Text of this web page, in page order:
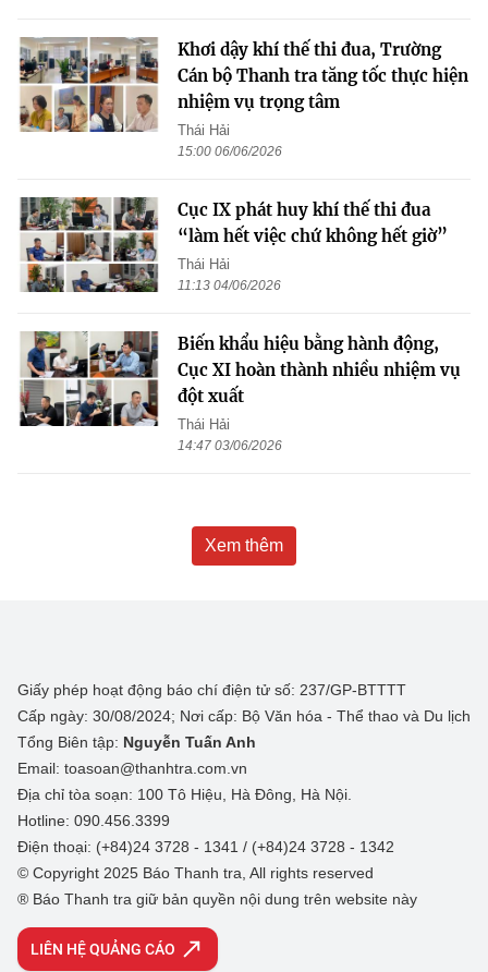
Khơi dậy khí thế thi đua, Trường
Cán bộ Thanh tra tăng tốc thực hiện
nhiệm vụ trọng tâm
Thái Hải
15:00 06/06/2026
Cục IX phát huy khí thế thi đua
“làm hết việc chứ không hết giờ”
Thái Hải
11:13 04/06/2026
Biến khẩu hiệu bằng hành động,
Cục XI hoàn thành nhiều nhiệm vụ
đột xuất
Thái Hải
14:47 03/06/2026
Xem thêm
Giấy phép hoạt động báo chí điện tử số: 237/GP-BTTTT
Cấp ngày: 30/08/2024; Nơi cấp: Bộ Văn hóa - Thể thao và Du lịch
Tổng Biên tập: Nguyễn Tuấn Anh
Email: toasoan@thanhtra.com.vn
Địa chỉ tòa soạn: 100 Tô Hiệu, Hà Đông, Hà Nội.
Hotline: 090.456.3399
Điện thoại: (+84)24 3728 - 1341 / (+84)24 3728 - 1342
© Copyright 2025 Báo Thanh tra, All rights reserved
® Báo Thanh tra giữ bản quyền nội dung trên website này
LIÊN HỆ QUẢNG CÁO